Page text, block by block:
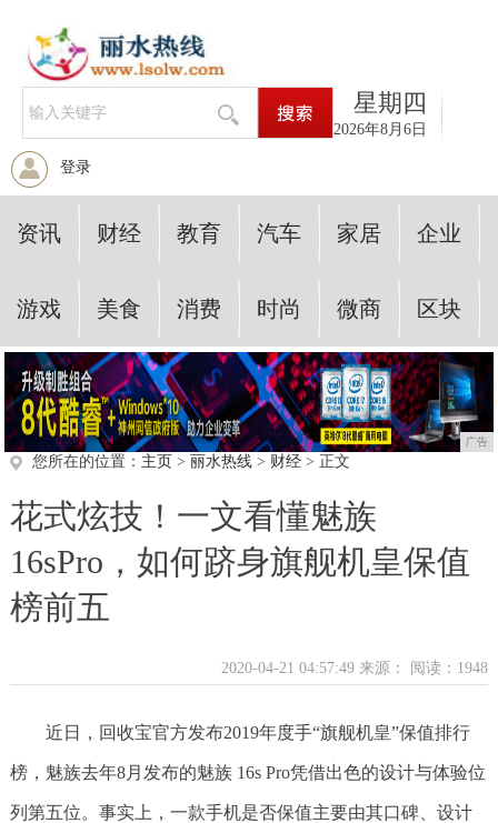
星期四
2026年8月6日
登录
资讯 财经 教育 汽车 家居 企业
游戏 美食 消费 时尚 微商 区块
广告
您所在的位置： 主页 > 丽水热线> 财经> 正文
花式炫技！一文看懂魅族
16sPro，如何跻身旗舰机皇保值
榜前五
2020-04-21 04:57:49 来源： 阅读：1948
近日，回收宝官方发布2019年度手“旗舰机皇”保值排行
榜，魅族去年8月发布的魅族 16s Pro凭借出色的设计与体验位
列第五位。事实上，一款手机是否保值主要由其口碑、设计